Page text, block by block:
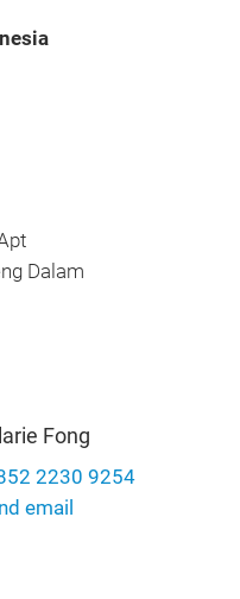
Dalam
Fong
2230 9254
email